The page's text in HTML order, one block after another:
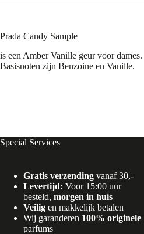
Prada Candy Sample
is een Amber Vanille geur voor dames.
Basisnoten zijn Benzoine en Vanille.
Special Services
Gratis verzending vanaf 30,-
Levertijd: Voor 15:00 uur
besteld, morgen in huis
Veilig en makkelijk betalen
Wij garanderen 100% originele
parfums